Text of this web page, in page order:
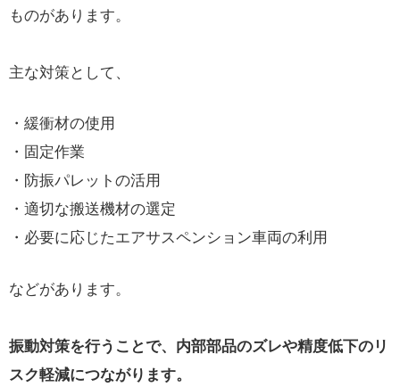
ものがあります。
主な対策として、
・緩衝材の使用
・固定作業
・防振パレットの活用
・適切な搬送機材の選定
・必要に応じたエアサスペンション車両の利用
などがあります。
振動対策を行うことで、内部部品のズレや精度低下のリ
スク軽減につながります。